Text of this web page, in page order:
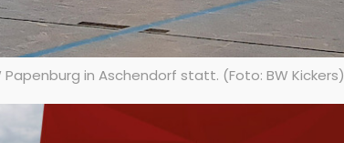
in Aschendorf statt. (Foto: BW Kickers)